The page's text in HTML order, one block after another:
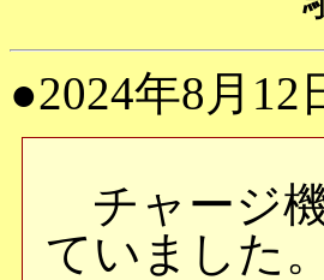
●2024年8月12
チャージ
ていました。